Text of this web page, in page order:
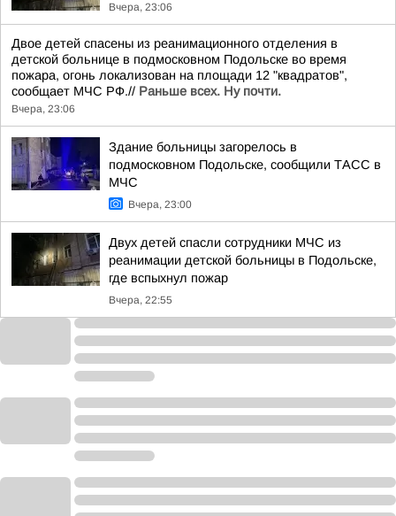
Вчера, 23:06
Двое детей спасены из реанимационного отделения в
детской больнице в подмосковном Подольске во время
пожара, огонь локализован на площади 12 "квадратов",
сообщает МЧС РФ.// Раньше всех. Ну почти.
Вчера, 23:06
Здание больницы загорелось в
подмосковном Подольске, сообщили ТАСС в
МЧС
Вчера, 23:00
Двух детей спасли сотрудники МЧС из
реанимации детской больницы в Подольске,
где вспыхнул пожар
Вчера, 22:55